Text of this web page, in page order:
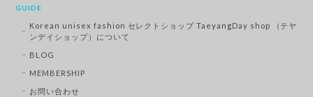
GUIDE
Korean unisex fashion セレクトショップ TaeyangDay shop （テヤ
ンデイショップ）について
BLOG
MEMBERSHIP
お問い合わせ